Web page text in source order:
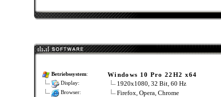
Betriebssystem: Windows 10 Pro 22H2 x64
Display: 1920x1080, 32 Bit, 60 Hz
Browser: Firefox, Opera, Chrome